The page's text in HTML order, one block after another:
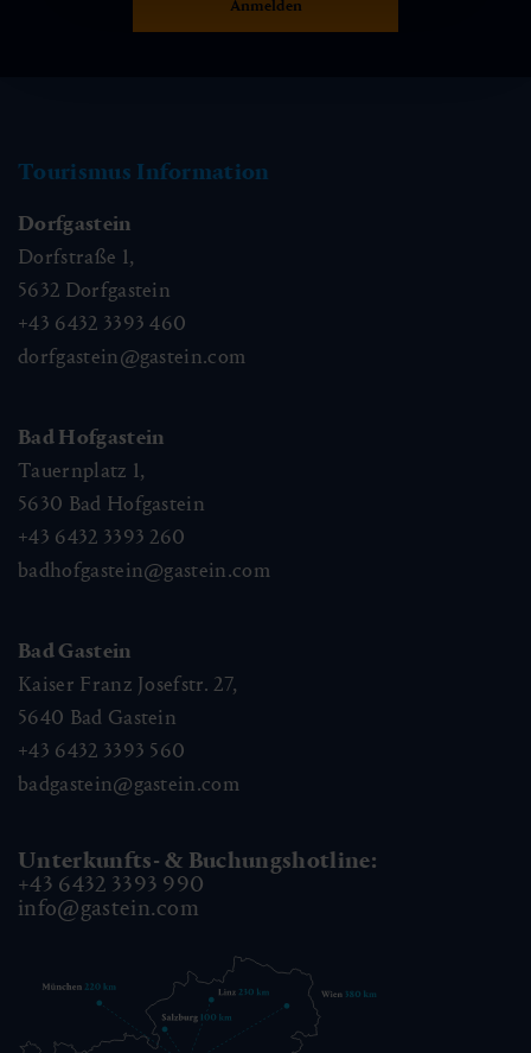
Tourismus Information
Dorfgastein
Dorfstraße 1,
5632 Dorfgastein
+43 6432 3393 460
dorfgastein@gastein.com
Bad Hofgastein
Tauernplatz 1,
5630 Bad Hofgastein
+43 6432 3393 260
badhofgastein@gastein.com
Bad Gastein
Kaiser Franz Josefstr. 27,
5640 Bad Gastein
+43 6432 3393 560
badgastein@gastein.com
Unterkunfts- & Buchungshotline:
+43 6432 3393 990
info@gastein.com